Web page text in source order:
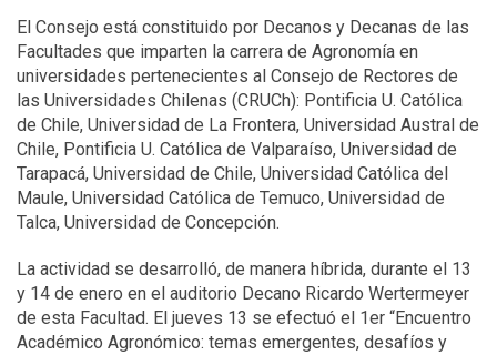
El Consejo está constituido por Decanos y Decanas de las
Facultades que imparten la carrera de Agronomía en
universidades pertenecientes al Consejo de Rectores de
las Universidades Chilenas (CRUCh): Pontificia U. Católica
de Chile, Universidad de La Frontera, Universidad Austral de
Chile, Pontificia U. Católica de Valparaíso, Universidad de
Tarapacá, Universidad de Chile, Universidad Católica del
Maule, Universidad Católica de Temuco, Universidad de
Talca, Universidad de Concepción.
La actividad se desarrolló, de manera híbrida, durante el 13
y 14 de enero en el auditorio Decano Ricardo Wertermeyer
de esta Facultad. El jueves 13 se efectuó el 1er “Encuentro
Académico Agronómico: temas emergentes, desafíos y